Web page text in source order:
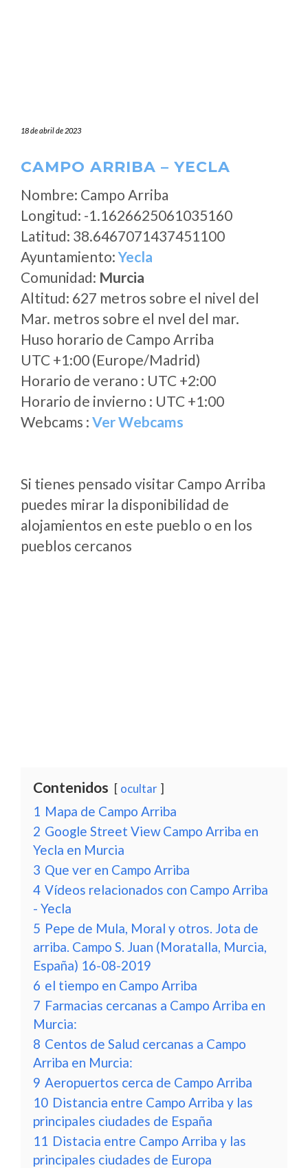
18 de abril de 2023
CAMPO ARRIBA – YECLA
Nombre: Campo Arriba
Longitud: -1.1626625061035160
Latitud: 38.6467071437451100
Ayuntamiento:Yecla
Comunidad: Murcia
Altitud: 627 metros sobre el nivel del
Mar. metros sobre el nvel del mar.
Huso horario de Campo Arriba
UTC +1:00 (Europe/Madrid)
Horario de verano : UTC +2:00
Horario de invierno : UTC +1:00
Webcams : Ver Webcams
Si tienes pensado visitar Campo Arriba
puedes mirar la disponibilidad de
alojamientos en este pueblo o en los
pueblos cercanos
Contenidos ocultar
1 Mapa de Campo Arriba
2 Google Street View Campo Arriba en
Yecla en Murcia
3 Que ver en Campo Arriba
4 Vídeos relacionados con Campo Arriba
- Yecla
5 Pepe de Mula, Moral y otros. Jota de
arriba. Campo S. Juan (Moratalla, Murcia,
España) 16-08-2019
6 el tiempo en Campo Arriba
7 Farmacias cercanas a Campo Arriba en
Murcia:
8 Centos de Salud cercanas a Campo
Arriba en Murcia:
9 Aeropuertos cerca de Campo Arriba
10 Distancia entre Campo Arriba y las
principales ciudades de España
11 Distacia entre Campo Arriba y las
principales ciudades de Europa